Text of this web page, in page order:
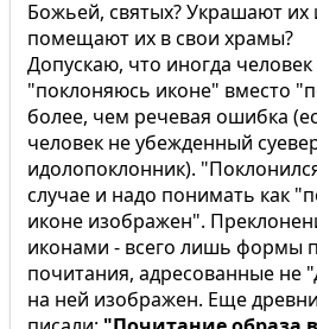
Божьей, святых? Украшают их
помещают их в свои храмы?
Допускаю, что иногда человек
"поклоняюсь иконе" вместо
более, чем речевая ошибка
человек не убежденный
идолопоклонник).
случае и надо понимать как
иконе изображен".
иконами - всего лишь формы
почитания, адресованные не
на ней изображен. Еще